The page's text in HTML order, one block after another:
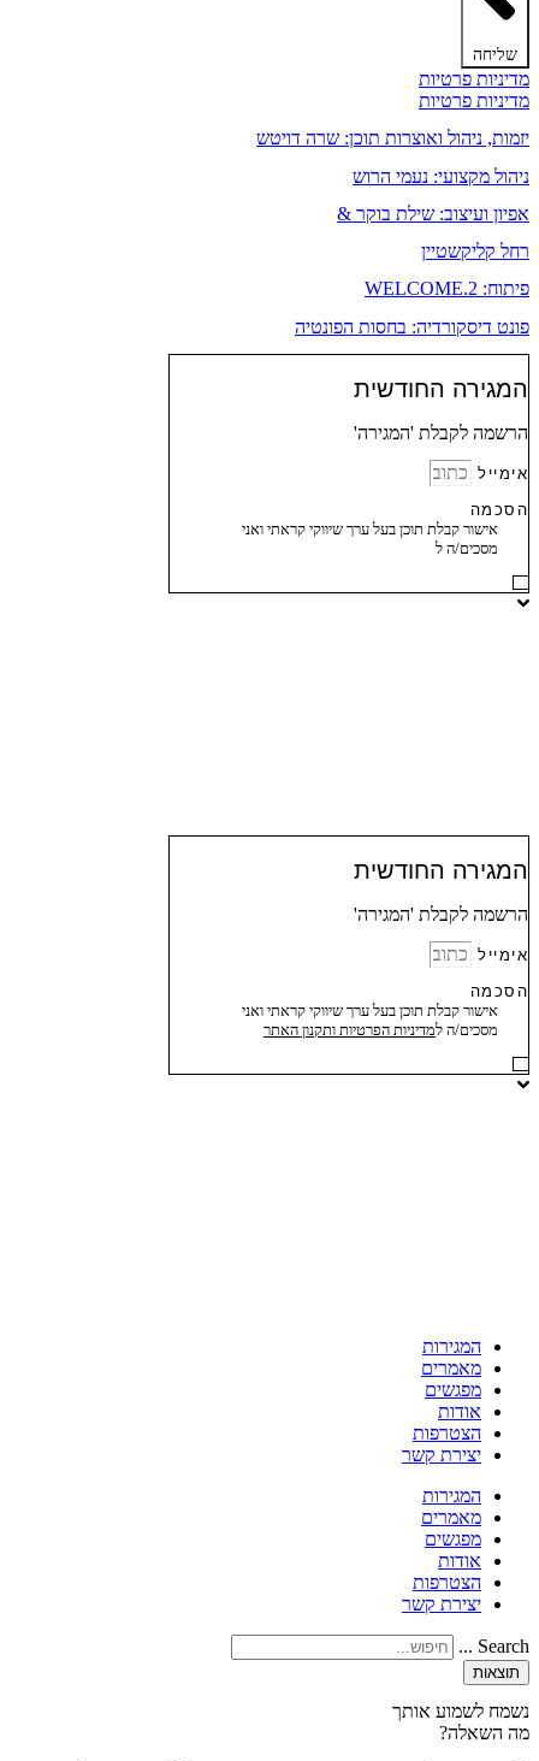
שליחה
מדיניות פרטיות
מדיניות פרטיות
יזמות, ניהול ואוצרות תוכן: שרה דויטש
ניהול מקצועי: נעמי הרוש
אפיון ועיצוב: שילת בוקר &
רחל קליקשטיין
פיתוח: WELCOME.2
פונט דיסקורדיה: בחסות הפונטיה
המגירה החודשית
הרשמה לקבלת 'המגירה'
אימייל
הסכמה
אישור קבלת תוכן בעל ערך שיווקי קראתי ואני
מסכים/ה ל
המגירה החודשית
הרשמה לקבלת 'המגירה'
אימייל
הסכמה
אישור קבלת תוכן בעל ערך שיווקי קראתי ואני
מסכים/ה למדיניות הפרטיות ותקנון האתר
המגירות
מאמרים
מפגשים
אודות
הצטרפות
יצירת קשר
המגירות
מאמרים
מפגשים
אודות
הצטרפות
יצירת קשר
Search ...
תוצאות
נשמח לשמוע אותך
מה השאלה?